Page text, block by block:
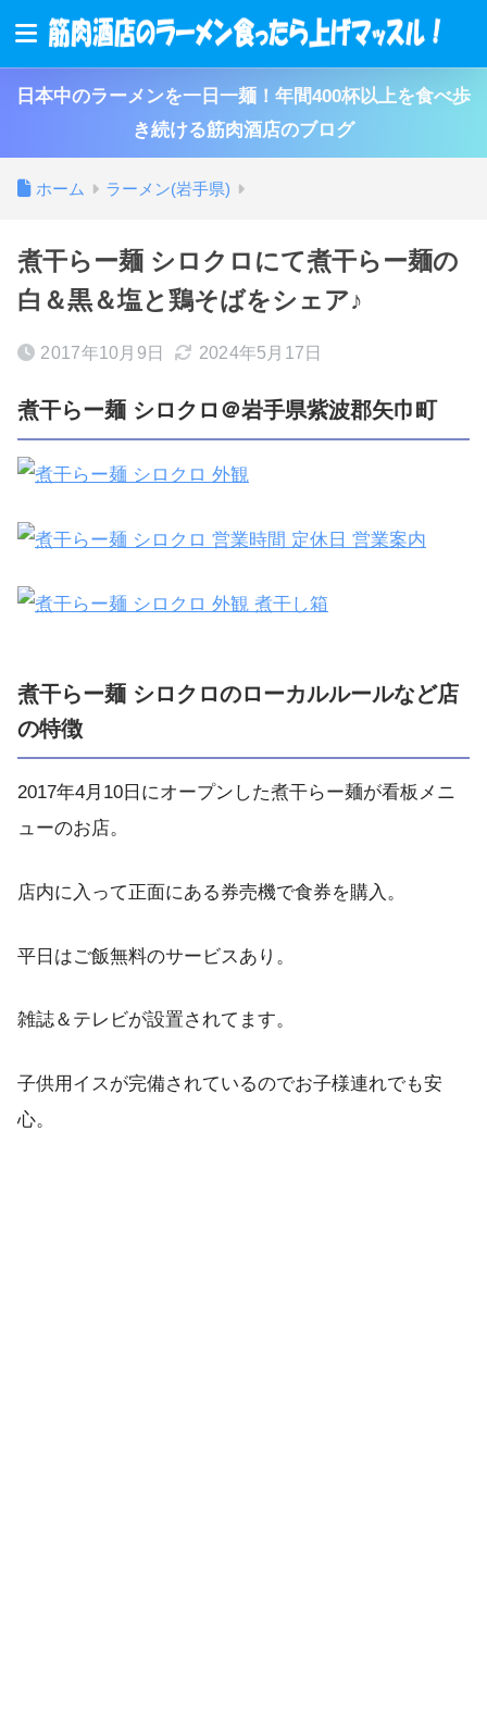
日本中のラーメンを一日一麺！年間400杯以上を食べ歩
き続ける筋肉酒店のブログ
ホーム ラーメン(岩手県)
煮干らー麺 シロクロにて煮干らー麺の
白＆黒＆塩と鶏そばをシェア♪
2017年10月9日 2024年5月17日
煮干らー麺 シロクロ＠岩手県紫波郡矢巾町
煮干らー麺 シロクロのローカルルールなど店
の特徴
2017年4月10日にオープンした煮干らー麺が看板メニ
ューのお店。
店内に入って正面にある券売機で食券を購入。
平日はご飯無料のサービスあり。
雑誌＆テレビが設置されてます。
子供用イスが完備されているのでお子様連れでも安
心。